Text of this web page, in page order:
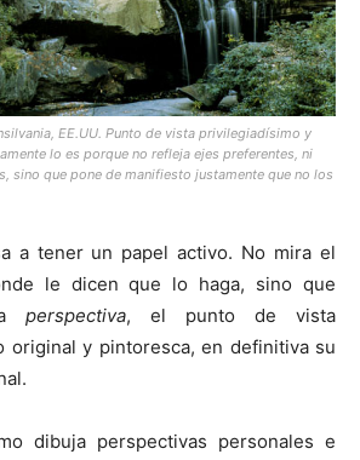
EE.UU. Punto de vista privilegiadísimo y
lo es porque no refleja ejes preferentes, ni
sino que pone de manifiesto justamente que no los
a tener un papel activo. No mira el
le dicen que lo haga, sino que
perspectiva, el punto de vista
original y pintoresca, en definitiva su
dibuja perspectivas personales e